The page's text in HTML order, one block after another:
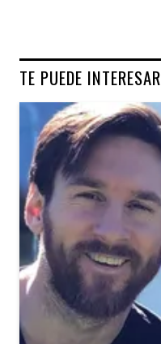
TE PUEDE INTERESAR